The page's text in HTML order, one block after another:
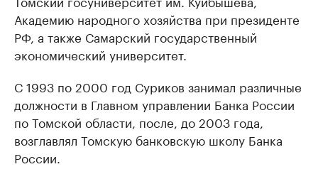
Академию народного хозяйства при президенте
РФ, а также Самарский государственный
экономический университет.
С 1993 по 2000 год Суриков занимал различные
должности в Главном управлении Банка России
по Томской области, после, до 2003 года,
возглавлял Томскую банковскую школу Банка
России.